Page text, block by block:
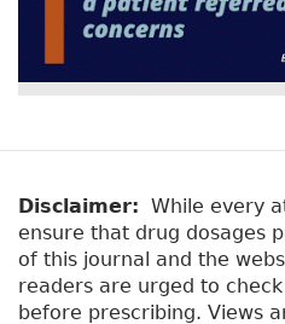
Disclaimer: While every
ensure that drug dosages
of this journal and the
readers are urged to
before prescribing. Views